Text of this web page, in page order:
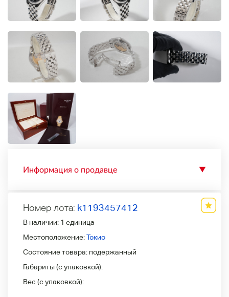
Информация о продавце ▼
Номер лота: k1193457412
В наличии: 1 единица
Местоположение:Токио
Состояние товара: подержанный
Габариты (с упаковкой):
Вес (с упаковкой):